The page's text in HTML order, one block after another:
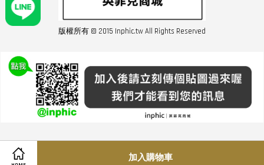
加入購物車
版權所有 © 2015 Inphic.tw All Rights Reserved
友站連結inphic營業設備
聯絡我們 02-28852016 如遇商品缺貨或數量不足請與客服聯繫
服務條款| |經營者資訊|